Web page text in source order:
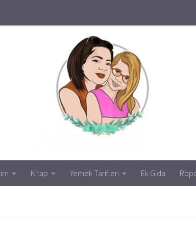
Kitap Yemek Tarifleri Ek Gıda